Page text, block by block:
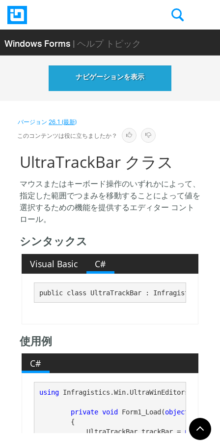
Windows Forms| ヘルプ トピック
ナビゲーションを表示
バージョン26.1 (最新)
このコンテンツは役に立ちましたか？
UltraTrackBar クラス
マウスまたはキーボード操作のいずれかによって、
指定した範囲でつまみを移動することによって値を
選択するための機能を提供するエディター コント
ロール。
シンタックス
Visual Basic C#
public class UltraTrackBar :
使用例
C#
using Infragistics.Win.UltraWinEditors;
private void Form1_Load(object
        {
            UltraTrackBar trackBar =
new